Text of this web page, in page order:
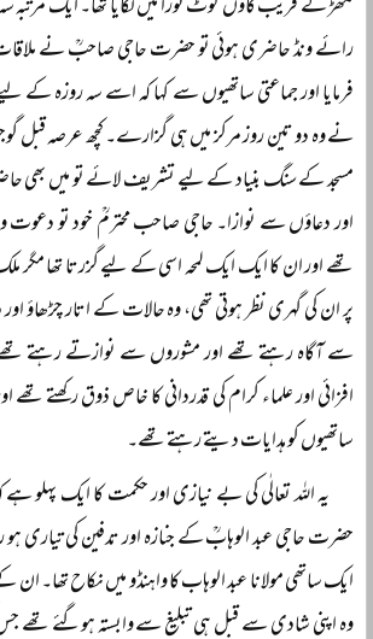
گکھڑ کے قریب گاؤں کوٹ نورا میں لگایا تھا۔ ایک
رائے ونڈ حاضری ہوئی تو حضرت حاجی صاحبؒ نے ملاقات
فرمایا اور جماعتی ساتھیوں سے کہا کہ اسے سہ روزہ کے
نے وہ دو تین روز مرکز میں ہی گزارے۔ کچھ عرصہ قبل
مسجد کے سنگ بنیاد کے لیے تشریف لائے تو میں بھی
اور دعاؤں سے نوازا۔ حاجی صاحب محترمؒ خود تو
تھے اور ان کا ایک ایک لمحہ اسی کے لیے گزرتا تھا مگر
پر ان کی گہری نظر ہوتی تھی، وہ حالات کے اتار چڑھاؤ
سے آگاہ رہتے تھے اور مشوروں سے نوازتے رہتے
افزائی اور علماء کرام کی قدردانی کا خاص ذوق رکھتے تھے
ساتھیوں کو ہدایات دیتے رہتے تھے۔
یہ اللہ تعالٰی کی بے نیازی اور حکمت کا ایک پہلو
حضرت حاجی عبد الوہابؒ کے جنازہ اور تدفین کی تیاری
ایک ساتھی مولانا عبد الوہاب کا واہنڈو میں نکاح تھا۔ ان
وہ اپنی شادی سے قبل ہی تبلیغ سے وابستہ ہوگئے